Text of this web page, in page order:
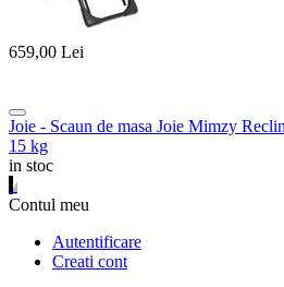
659,00 Lei
Joie - Scaun de masa Joie Mimzy
15 kg
in stoc
Contul meu
Autentificare
Creati cont